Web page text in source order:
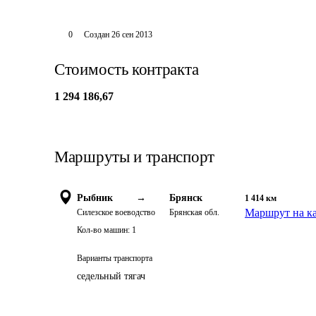
0 Создан 26 сен 2013
Стоимость контракта
1 294 186,67
Маршруты и транспорт
Рыбник →
Силезское воеводство
Брянск
Брянская обл.
1 414 км
Маршрут на
Кол-во машин: 1
Варианты транспорта
седельный тягач